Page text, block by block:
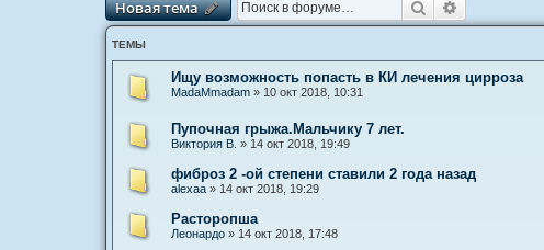
Новая тема
Новаятема Поиск
ТЕМЫ
Ищу возможность попасть в КИ лечения цирроза
MadaMmadam » 10 окт 2018, 10:31
Пупочная грыжа.Мальчику 7 лет.
Виктория В. » 14 окт 2018, 19:49
фиброз 2 -ой степени ставили 2 года назад
alexaa » 14 окт 2018, 19:29
Расторопша
Леонардо » 14 окт 2018, 17:48